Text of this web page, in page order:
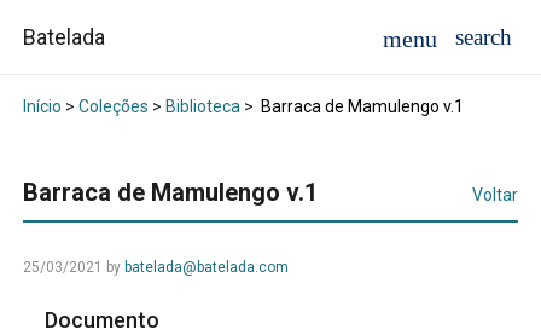
Batelada
Início > Coleções > Biblioteca> Barraca de Mamulengo v.1
Barraca de Mamulengo v.1 Voltar
25/03/2021 by batelada@batelada.com
Documento